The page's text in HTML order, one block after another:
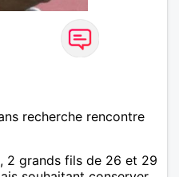
recherche rencontre
2 grands fils de 26 et 29